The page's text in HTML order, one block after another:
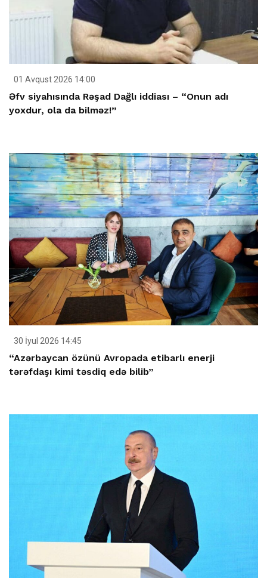
01 Avqust 2026 14:00
Əfv siyahısında Rəşad Dağlı iddiası – “Onun adı
yoxdur, ola da bilməz!”
30 İyul 2026 14:45
“Azərbaycan özünü Avropada etibarlı enerji
tərəfdaşı kimi təsdiq edə bilib”